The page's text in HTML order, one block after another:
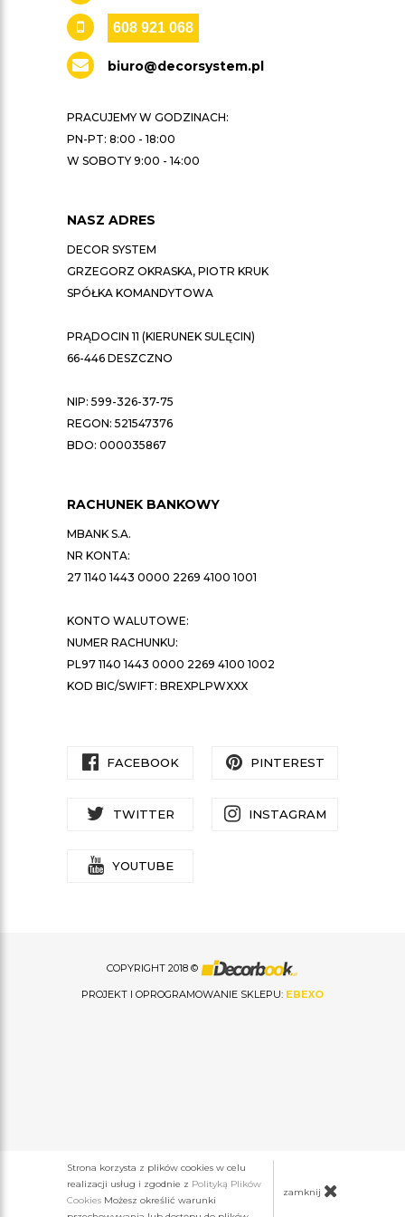
608 921 068
biuro@decorsystem.pl
PRACUJEMY W GODZINACH:
PN-PT: 8:00 - 18:00
W SOBOTY 9:00 - 14:00
NASZ ADRES
DECOR SYSTEM
GRZEGORZ OKRASKA, PIOTR KRUK
SPÓŁKA KOMANDYTOWA
PRĄDOCIN 11 (KIERUNEK SULĘCIN)
66-446 DESZCZNO
NIP: 599-326-37-75
REGON: 521547376
BDO: 000035867
RACHUNEK BANKOWY
MBANK S.A.
NR KONTA:
27 1140 1443 0000 2269 4100 1001
KONTO WALUTOWE:
NUMER RACHUNKU:
PL97 1140 1443 0000 2269 4100 1002
KOD BIC/SWIFT: BREXPLPWXXX
FACEBOOK PINTEREST
TWITTER INSTAGRAM
YOUTUBE
COPYRIGHT 2018 ©
PROJEKT I OPROGRAMOWANIE SKLEPU: EBEXO
Strona korzysta z plików cookies w celu
realizacji usług i zgodnie z Polityką Plików
Cookies Możesz określić warunki
zamknij